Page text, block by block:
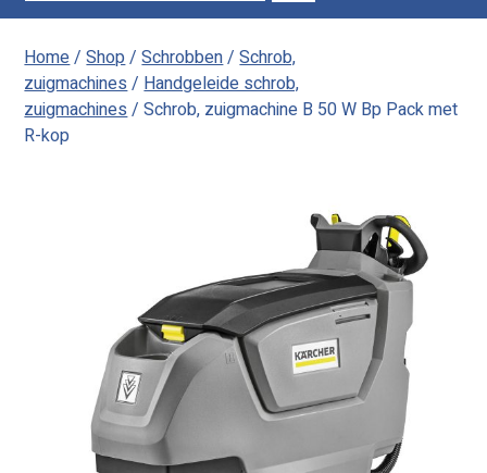
Home/Shop/Schrobben/Schrob,
zuigmachines/Handgeleide schrob,
zuigmachines/ Schrob, zuigmachine B 50 W Bp Pack met
R-kop